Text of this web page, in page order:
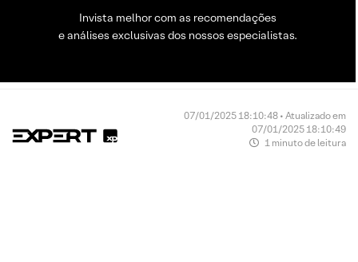
Invista melhor com as recomendações
e análises exclusivas dos nossos especialistas.
07/01/2025 18:10:48 • Atualizado em
07/01/2025 18:10:49
1 minuto de leitura